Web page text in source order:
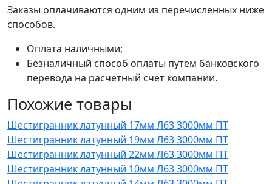
Заказы оплачиваются одним из перечисленных ниже
способов.
Оплата наличными;
Безналичный способ оплаты путем банковского
перевода на расчетный счет компании.
Похожие товары
Шестигранник латунный 17мм Л63 3000мм ПТ
Шестигранник латунный 19мм Л63 3000мм ПТ
Шестигранник латунный 22мм Л63 3000мм ПТ
Шестигранник латунный 10мм Л63 3000мм ПТ